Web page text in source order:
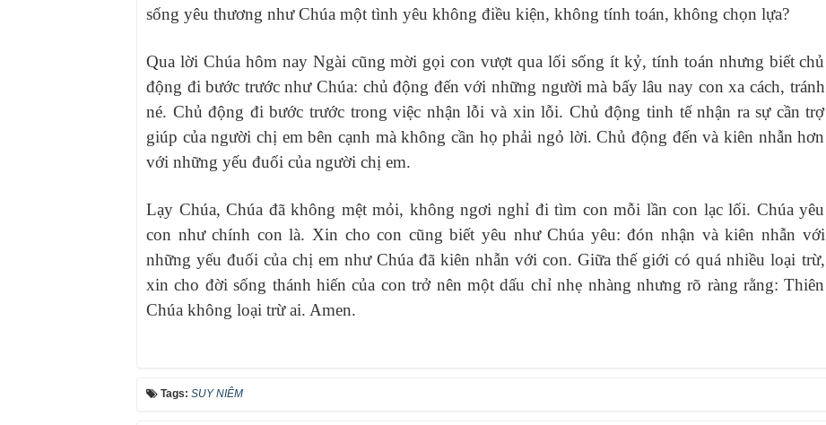
sống yêu thương như Chúa một tình yêu không điều kiện, không tính toán, không chọn lựa?
Qua lời Chúa hôm nay Ngài cũng mời gọi con vượt qua lối sống ít kỷ, tính toán nhưng biết chủ
động đi bước trước như Chúa: chủ động đến với những người mà bấy lâu nay con xa cách, tránh
né. Chủ động đi bước trước trong việc nhận lỗi và xin lỗi. Chủ động tinh tế nhận ra sự cần trợ
giúp của người chị em bên cạnh mà không cần họ phải ngỏ lời. Chủ động đến và kiên nhẫn hơn
với những yếu đuối của người chị em.
Lạy Chúa, Chúa đã không mệt mỏi, không ngơi nghỉ đi tìm con mỗi lần con lạc lối. Chúa yêu
con như chính con là. Xin cho con cũng biết yêu như Chúa yêu: đón nhận và kiên nhẫn với
những yếu đuối của chị em như Chúa đã kiên nhẫn với con. Giữa thế giới có quá nhiều loại trừ,
xin cho đời sống thánh hiến của con trở nên một dấu chỉ nhẹ nhàng nhưng rõ ràng rằng: Thiên
Chúa không loại trừ ai. Amen.
Tags: SUY NIÊM